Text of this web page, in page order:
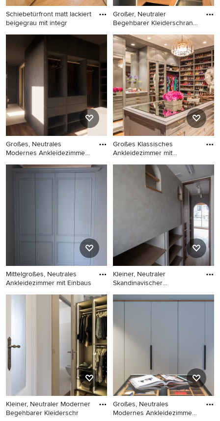
Schiebetürfront matt lackiert
beigegrau mit integr
Mittelgroßes Modernes
Ankleidezimmer mit
Ankleidebereich, grauen
Schränken und hellem
Holzboden in Frankfurt am
Main
Großer, Neutraler
Begehbarer Kleiderschrank
Großer, Neutraler
Begehbarer Kleiderschrank
mit offenen Schränken,
grauen Schränken, braunem
Holzboden und braunem
Boden in Düsseldorf
Großes, Neutrales
Modernes Ankleidezimmer
Großes, Neutrales Modernes
Ankleidezimmer mit
Großes Klassisches
Ankleidezimmer mit
Großes Klassisches
Ankleidezimmer mit
Ankleidebereich, offenen
Schränken, braunem
Holzboden und grauen
Mittelgroßes, Neutrales
Ankleidezimmer mit Einbaus
Mittelgroßes, Neutrales
Ankleidezimmer mit
Einbauschrank, grauen
Schränken und braunem
Holzboden in Paris
Kleiner, Neutraler
Skandinavischer
Kleiner, Neutraler
Schränken, grauen
Kleiner, Neutraler Moderner
Begehbarer Kleiderschr
Großes, Neutrales
Modernes Ankleidezimmer